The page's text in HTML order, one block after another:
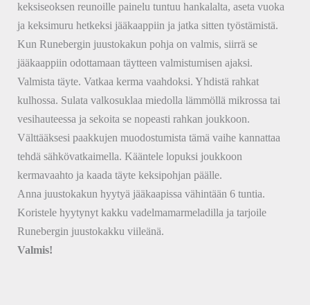
keksiseoksen reunoille painelu tuntuu hankalalta, aseta vuoka
ja keksimuru hetkeksi jääkaappiin ja jatka sitten työstämistä.
Kun Runebergin juustokakun pohja on valmis, siirrä se
jääkaappiin odottamaan täytteen valmistumisen ajaksi.
Valmista täyte. Vatkaa kerma vaahdoksi. Yhdistä rahkat
kulhossa. Sulata valkosuklaa miedolla lämmöllä mikrossa tai
vesihauteessa ja sekoita se nopeasti rahkan joukkoon.
Välttääksesi paakkujen muodostumista tämä vaihe kannattaa
tehdä sähkövatkaimella. Kääntele lopuksi joukkoon
kermavaahto ja kaada täyte keksipohjan päälle.
Anna juustokakun hyytyä jääkaapissa vähintään 6 tuntia.
Koristele hyytynyt kakku vadelmamarmeladilla ja tarjoile
Runebergin juustokakku viileänä.
Valmis!